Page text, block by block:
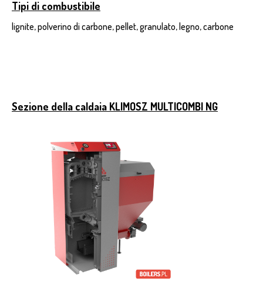
Tipi di combustibile
lignite, polverino di carbone, pellet, granulato, legno, carbone
Sezione della caldaia KLIMOSZ MULTICOMBI NG